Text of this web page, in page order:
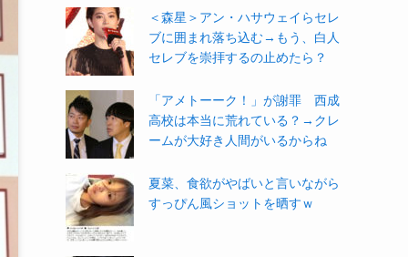
＜森星＞アン・ハサウェイらセレ
ブに囲まれ落ち込む→もう、白人
セレブを崇拝するの止めたら？
「アメトーーク！」が謝罪 西成
高校は本当に荒れている？→クレ
ームが大好き人間がいるからね
夏菜、食欲がやばいと言いながら
すっぴん風ショットを晒すｗ